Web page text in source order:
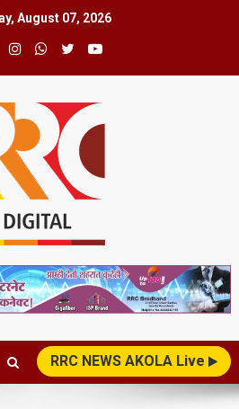
August 07, 2026
RRC NEWS AKOLA Live